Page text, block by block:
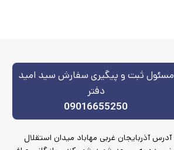
مسئول ثبت و پیگیری سفارش سید امید
دفتر
09016655250
آدرس آذربایجان غربی مهاباد میدان استقلال